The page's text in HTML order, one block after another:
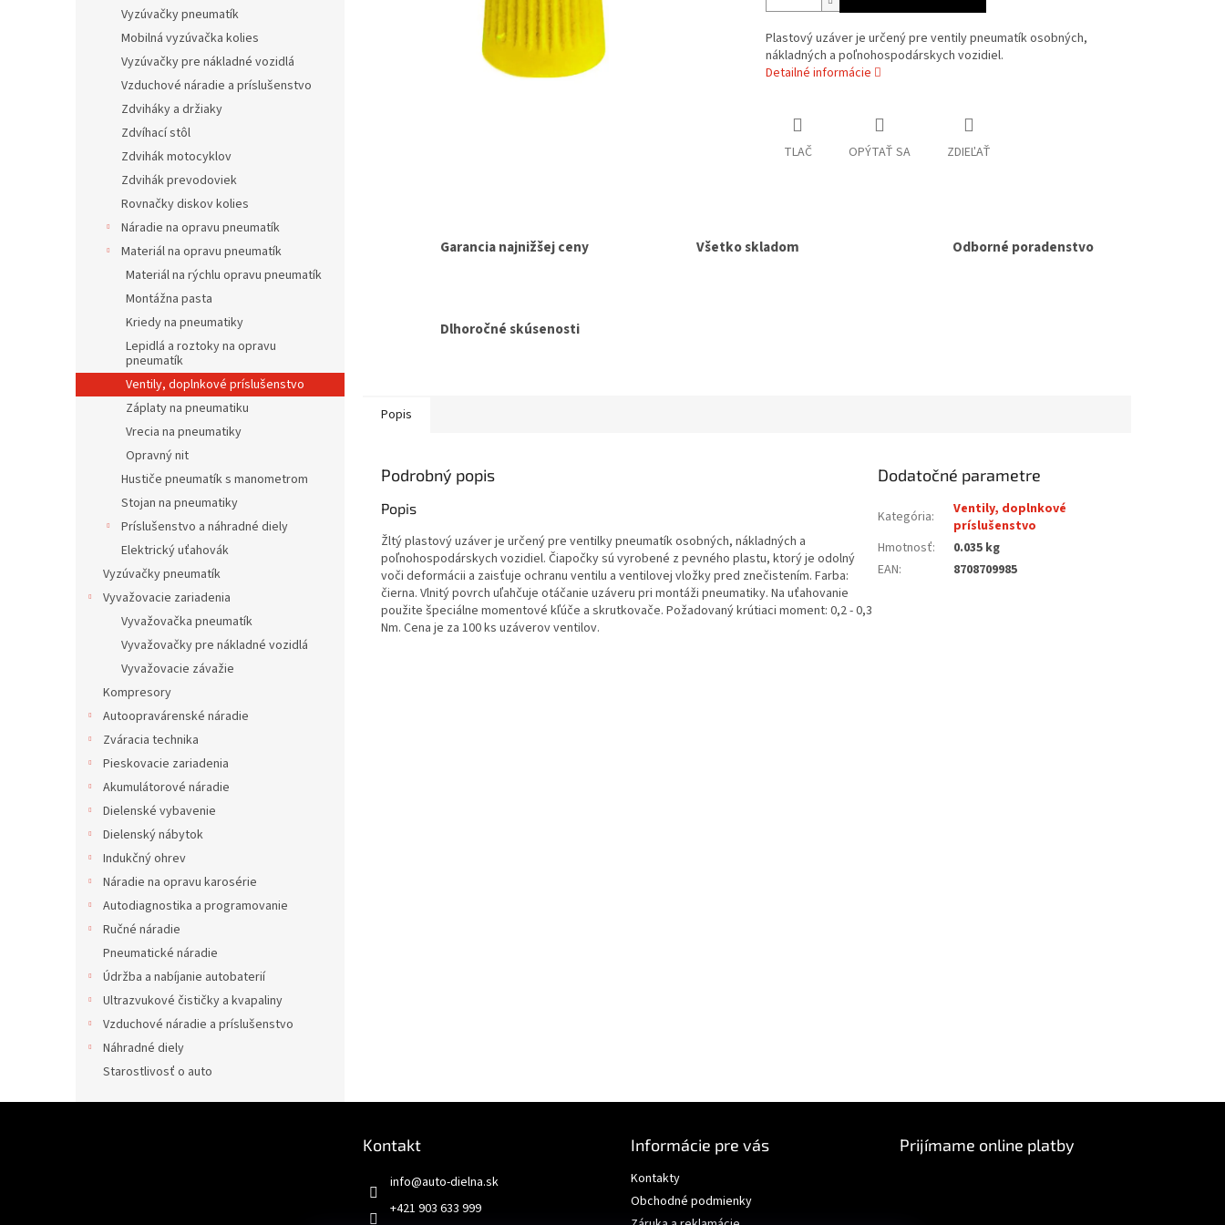
Vyzúvačky pneumatík
Mobilná vyzúvačka kolies
Vyzúvačky pre nákladné vozidlá
Vzduchové náradie a príslušenstvo
Zdviháky a držiaky
Zdvíhací stôl
Zdvihák motocyklov
Zdvihák prevodoviek
Rovnačky diskov kolies
Náradie na opravu pneumatík
Materiál na opravu pneumatík
Materiál na rýchlu opravu pneumatík
Montážna pasta
Kriedy na pneumatiky
Lepidlá a roztoky na opravu
pneumatík
Ventily, doplnkové príslušenstvo
Záplaty na pneumatiku
Vrecia na pneumatiky
Opravný nit
Hustiče pneumatík s manometrom
Stojan na pneumatiky
Príslušenstvo a náhradné diely
Elektrický uťahovák
Vyzúvačky pneumatík
Vyvažovacie zariadenia
Vyvažovačka pneumatík
Vyvažovačky pre nákladné vozidlá
Vyvažovacie závažie
Kompresory
Autoopravárenské náradie
Zváracia technika
Pieskovacie zariadenia
Akumulátorové náradie
Dielenské vybavenie
Dielenský nábytok
Indukčný ohrev
Náradie na opravu karosérie
Autodiagnostika a programovanie
Ručné náradie
Pneumatické náradie
Údržba a nabíjanie autobaterií
Ultrazvukové čističky a kvapaliny
Vzduchové náradie a príslušenstvo
Náhradné diely
Starostlivosť o auto
Plastový uzáver je určený pre ventily pneumatík osobných,
nákladných a poľnohospodárskych vozidiel.
Detailné informácie
TLAČ OPÝTAŤ SA ZDIEĽAŤ
Garancia najnižšej ceny Všetko skladom Odborné poradenstvo
Dlhoročné skúsenosti
Popis
Podrobný popis
Popis
Žltý plastový uzáver je určený pre ventilky pneumatík osobných, nákladných a
poľnohospodárskych vozidiel. Čiapočky sú vyrobené z pevného plastu, ktorý je odolný
voči deformácii a zaisťuje ochranu ventilu a ventilovej vložky pred znečistením. Farba:
čierna. Vlnitý povrch uľahčuje otáčanie uzáveru pri montáži pneumatiky. Na uťahovanie
použite špeciálne momentové kľúče a skrutkovače. Požadovaný krútiaci moment: 0,2 - 0,3
Nm. Cena je za 100 ks uzáverov ventilov.
Dodatočné parametre
Kategória:
Ventily, doplnkové
príslušenstvo
Hmotnosť:
0.035 kg
EAN: 8708709985
Kontakt
info@auto-dielna.sk
+421 903 633 999
Informácie pre vás
Kontakty
Obchodné podmienky
Prijímame online platby